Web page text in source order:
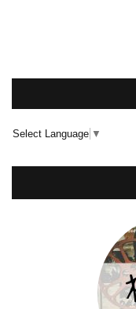
Select Language ▼